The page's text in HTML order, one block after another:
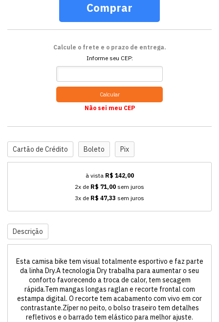
Comprar
Calcule o frete e o prazo de entrega.
Informe seu CEP:
Calcular
Não sei meu CEP
Cartão de Crédito Boleto Pix
à vista R$ 142,00
2x de R$ 71,00 sem juros
3x de R$ 47,33 sem juros
Descrição
Esta camisa bike tem visual totalmente esportivo e faz parte
da linha Dry.A tecnologia Dry trabalha para aumentar o seu
conforto favorecendo a troca de calor, tem secagem
rápida.Tem mangas longas raglan e recorte frontal com
estampa digital. O recorte tem acabamento com vivo em cor
contrastante.Zíper no peito, o bolso traseiro tem detalhes
refletivos e o barrado tem elástico para melhor ajuste.